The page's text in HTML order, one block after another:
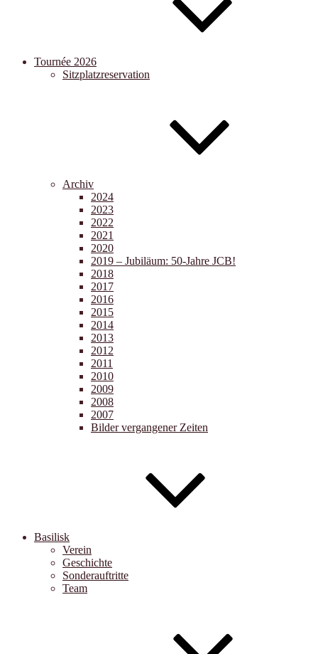
Tournée 2026
Sitzplatzreservation
Archiv
2024
2023
2022
2021
2020
2019 – Jubiläum: 50-Jahre JCB!
2018
2017
2016
2015
2014
2013
2012
2011
2010
2009
2008
2007
Bilder vergangener Zeiten
Basilisk
Verein
Geschichte
Sonderauftritte
Team